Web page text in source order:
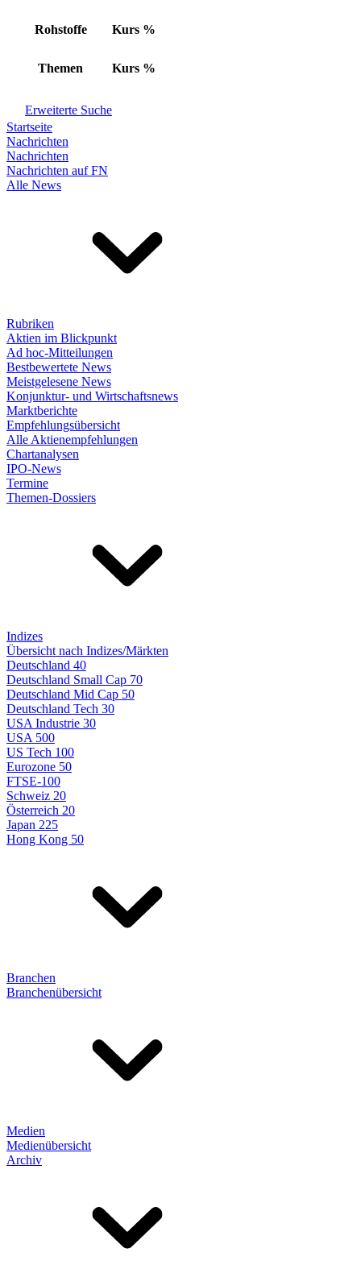
Rohstoffe Kurs %
Themen Kurs %
Erweiterte Suche
Startseite
Nachrichten
Nachrichten
Nachrichten auf FN
Alle News
Rubriken
Aktien im Blickpunkt
Ad hoc-Mitteilungen
Bestbewertete News
Meistgelesene News
Konjunktur- und Wirtschaftsnews
Marktberichte
Empfehlungsübersicht
Alle Aktienempfehlungen
Chartanalysen
IPO-News
Termine
Themen-Dossiers
Indizes
Übersicht nach Indizes/Märkten
Deutschland 40
Deutschland Small Cap 70
Deutschland Mid Cap 50
Deutschland Tech 30
USA Industrie 30
USA 500
US Tech 100
Eurozone 50
FTSE-100
Schweiz 20
Österreich 20
Japan 225
Hong Kong 50
Branchen
Branchenübersicht
Medien
Medienübersicht
Archiv